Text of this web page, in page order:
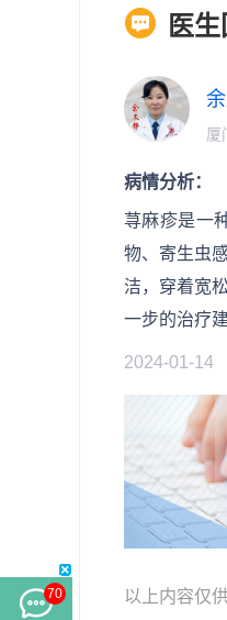
医
厦
病情分析：
荨麻疹是一
物、寄生虫
洁，穿着宽
一步的治疗建
2024-01-14
以上内容仅
70